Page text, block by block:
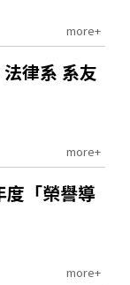
more+
律系 系友
more+
度「榮譽導
more+